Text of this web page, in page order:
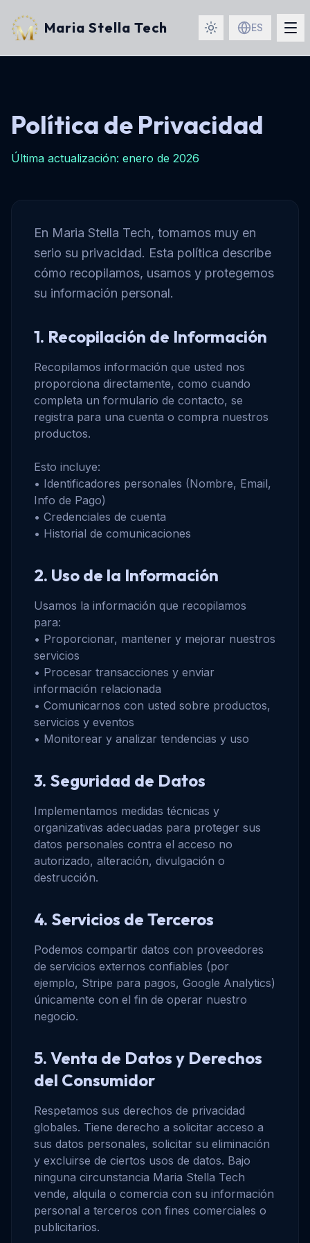
Maria Stella Tech ES
Política de Privacidad
Última actualización: enero de 2026
En Maria Stella Tech, tomamos muy en
serio su privacidad. Esta política describe
cómo recopilamos, usamos y protegemos
su información personal.
1. Recopilación de Información
Recopilamos información que usted nos
proporciona directamente, como cuando
completa un formulario de contacto, se
registra para una cuenta o compra nuestros
productos.
Esto incluye:
• Identificadores personales (Nombre, Email,
Info de Pago)
• Credenciales de cuenta
• Historial de comunicaciones
2. Uso de la Información
Usamos la información que recopilamos
para:
• Proporcionar, mantener y mejorar nuestros
servicios
• Procesar transacciones y enviar
información relacionada
• Comunicarnos con usted sobre productos,
servicios y eventos
• Monitorear y analizar tendencias y uso
3. Seguridad de Datos
Implementamos medidas técnicas y
organizativas adecuadas para proteger sus
datos personales contra el acceso no
autorizado, alteración, divulgación o
destrucción.
4. Servicios de Terceros
Podemos compartir datos con proveedores
de servicios externos confiables (por
ejemplo, Stripe para pagos, Google Analytics)
únicamente con el fin de operar nuestro
negocio.
5. Venta de Datos y Derechos
del Consumidor
Respetamos sus derechos de privacidad
globales. Tiene derecho a solicitar acceso a
sus datos personales, solicitar su eliminación
y excluirse de ciertos usos de datos. Bajo
ninguna circunstancia Maria Stella Tech
vende, alquila o comercia con su información
personal a terceros con fines comerciales o
publicitarios.